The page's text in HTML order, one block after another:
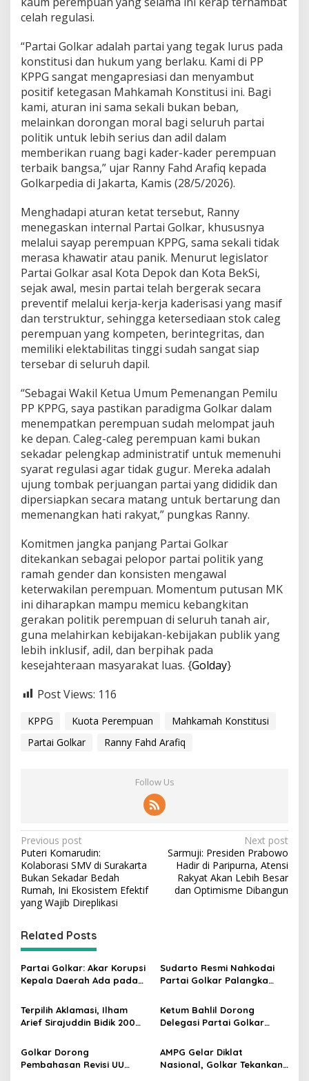
o
t
a
e
t
e
r
w
a
k
i
a
n
C
a
l
e
g
P
e
r
e
m
p
u
n
celah regulasi.
“Partai Golkar adalah partai yang tegak lurus pada
konstitusi dan hukum yang berlaku. Kami di PP
KPPG sangat mengapresiasi dan menyambut
positif ketegasan Mahkamah Konstitusi ini. Bagi
kami, aturan ini sama sekali bukan beban,
melainkan dorongan moral bagi seluruh partai
politik untuk lebih serius dan adil dalam
memberikan ruang bagi kader-kader perempuan
terbaik bangsa,” ujar Ranny Fahd Arafiq kepada
Golkarpedia di Jakarta, Kamis (28/5/2026).
Menghadapi aturan ketat tersebut, Ranny
menegaskan internal Partai Golkar, khususnya
melalui sayap perempuan KPPG, sama sekali tidak
merasa khawatir atau panik. Menurut legislator
Partai Golkar asal Kota Depok dan Kota BekSi,
sejak awal, mesin partai telah bergerak secara
preventif melalui kerja-kerja kaderisasi yang masif
dan terstruktur, sehingga ketersediaan stok caleg
perempuan yang kompeten, berintegritas, dan
memiliki elektabilitas tinggi sudah sangat siap
tersebar di seluruh dapil.
“Sebagai Wakil Ketua Umum Pemenangan Pemilu
PP KPPG, saya pastikan paradigma Golkar dalam
menempatkan perempuan sudah melompat jauh
ke depan. Caleg-caleg perempuan kami bukan
sekadar pelengkap administratif untuk memenuhi
syarat regulasi agar tidak gugur. Mereka adalah
ujung tombak perjuangan partai yang dididik dan
dipersiapkan secara matang untuk bertarung dan
memenangkan hati rakyat,” pungkas Ranny.
Komitmen jangka panjang Partai Golkar
ditekankan sebagai pelopor partai politik yang
ramah gender dan konsisten mengawal
keterwakilan perempuan. Momentum putusan MK
ini diharapkan mampu memicu kebangkitan
gerakan politik perempuan di seluruh tanah air,
guna melahirkan kebijakan-kebijakan publik yang
lebih inklusif, adil, dan berpihak pada
kesejahteraan masyarakat luas. {Golday}
Post Views: 116
KPPG Kuota Perempuan
Mahkamah Konstitusi
Partai Golkar
Ranny Fahd Arafiq
Follow Us
P
o
s
t
a
v
i
a
i
Previous post
Puteri Komarudin:
Kolaborasi SMV di Surakarta
Bukan Sekadar Bedah
Rumah, Ini Ekosistem Efektif
yang Wajib Direplikasi
Next post
Sarmuji: Presiden Prabowo
Hadir di Paripurna, Atensi
Rakyat Akan Lebih Besar
dan Optimisme Dibangun
Related Posts
Partai Golkar: Akar Korupsi
Kepala Daerah Ada pada
Pilkada
Sudarto Resmi Nahkodai
Partai Golkar Palangka
Semakin Solid dan
Dipercaya Rakyat
Terpilih Aklamasi, Ilham
Arief Sirajuddin Bidik 200
Pemilu 2029
Ketum Bahlil Dorong
Delegasi Partai Golkar
Ngabalin Belajar Hilirisasi
Hingga Industrialisasi dari
Golkar Dorong
Pembahasan Revisi UU
AMPG Gelar Diklat
Nasional, Golkar Tekankan